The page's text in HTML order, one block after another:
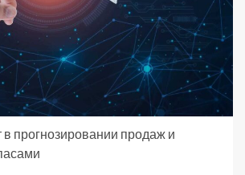
в прогнозировании продаж и